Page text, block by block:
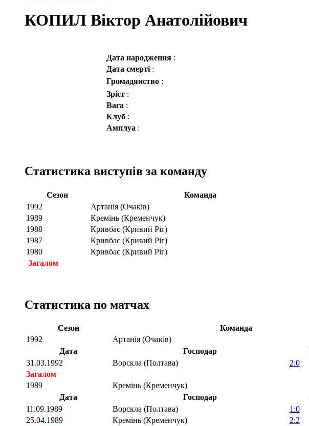
КОПИЛ Віктор Анатолійович
Дата народження :
Дата смерті :
Громадянство :
Зріст :
Вага :
Клуб :
Амплуа :
Статистика виступів за команду
Сезон Команда
1992
Артанія (Очаків)
1989
Кремінь (Кременчук)
1988
Кривбас (Кривий Ріг)
1987
Кривбас (Кривий Ріг)
1980
Кривбас (Кривий Ріг)
Загалом
Статистика по матчах
Сезон Команда
1992
Артанія (Очаків)
Дата
Господар
31.03.1992
Ворскла (Полтава) 2:0
Загалом
1989
Кремінь (Кременчук)
Дата
Господар
11.09.1989
Ворскла (Полтава) 1:0
25.04.1989
Кремінь (Кременчук) 2:2